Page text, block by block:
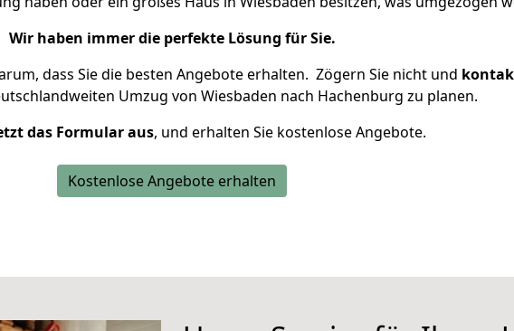
Wir haben immer die perfekte Lösung für Sie.
dass Sie die besten Angebote erhalten. Zögern Sie nicht und
Umzug von Wiesbaden nach Hachenburg zu planen.
das Formular aus, und erhalten Sie kostenlose Angebote.
Kostenlose Angebote erhalten